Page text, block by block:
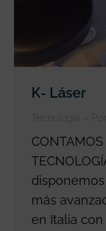
K- Láser
más
en Italia